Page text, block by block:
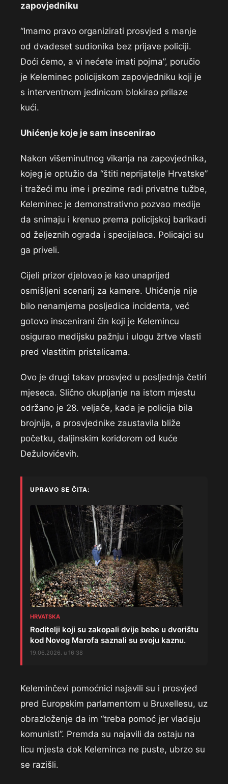
zapovjedniku
“Imamo pravo organizirati prosvjed s manje
od dvadeset sudionika bez prijave policiji.
Doći ćemo, a vi nećete imati pojma”, poručio
je Keleminec policijskom zapovjedniku koji je
s interventnom jedinicom blokirao prilaze
kući.
Uhićenje koje je sam inscenirao
Nakon višeminutnog vikanja na zapovjednika,
kojeg je optužio da “štiti neprijatelje Hrvatske”
i tražeći mu ime i prezime radi privatne tužbe,
Keleminec je demonstrativno pozvao medije
da snimaju i krenuo prema policijskoj barikadi
od željeznih ograda i specijalaca. Policajci su
ga priveli.
Cijeli prizor djelovao je kao unaprijed
osmišljeni scenarij za kamere. Uhićenje nije
bilo nenamjerna posljedica incidenta, već
gotovo inscenirani čin koji je Kelemincu
osigurao medijsku pažnju i ulogu žrtve vlasti
pred vlastitim pristalicama.
Ovo je drugi takav prosvjed u posljednja četiri
mjeseca. Slično okupljanje na istom mjestu
održano je 28. veljače, kada je policija bila
brojnija, a prosvjednike zaustavila bliže
početku, daljinskim koridorom od kuće
Dežulovićevih.
UPRAVO SE ČITA:
HRVATSKA
Roditelji koji su zakopali dvije bebe u dvorištu
kod Novog Marofa saznali su svoju kaznu.
19.06.2026. u 16:38
Keleminčevi pomoćnici najavili su i prosvjed
pred Europskim parlamentom u Bruxellesu, uz
obrazloženje da im “treba pomoć jer vladaju
komunisti”. Premda su najavili da ostaju na
licu mjesta dok Keleminca ne puste, ubrzo su
se razišli.